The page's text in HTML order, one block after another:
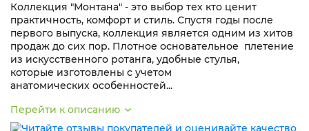
Коллекция "Монтана" - это выбор тех кто ценит
практичность, комфорт и стиль. Спустя годы после
первого выпуска, коллекция является одним из хитов
продаж до сих пор. Плотное основательное плетение
из искусственного ротанга, удобные стулья,
которые изготовлены с учетом
анатомических особенностей...
Перейти к описанию